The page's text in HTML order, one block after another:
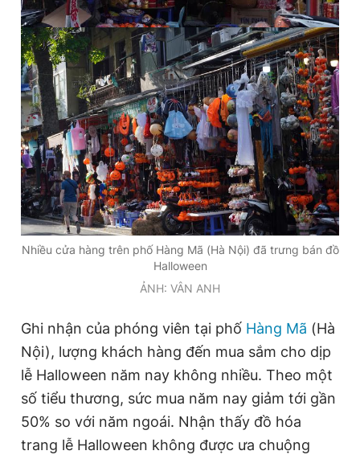
Tổng biên tập: Nguyễn Ngọc Toàn
Phó tổng biên tập thường trực: Hải Thành
Phó tổng biên tập: Lâm Hiếu Dũng
Phó tổng biên tập: Trần Việt Hưng
Tổng thư ký tòa soạn: Đức Trung
Giấy phép xuất bản số 110/GP - BTTTT cấp ngày 24.3.2020
© 2003-2026 Bản quyền thuộc về Báo Thanh Niên. Cấm sao
chép dưới mọi hình thức nếu không có sự chấp thuận bằng văn
bản. Phát triển bởi ePi Technologies, JSC.
Nhiều cửa hàng trên phố Hàng Mã (Hà Nội) đã trưng bán đồ
Halloween
ẢNH: VÂN ANH
Ghi nhận của phóng viên tại phố Hàng Mã (Hà
Nội), lượng khách hàng đến mua sắm cho dịp
lễ Halloween năm nay không nhiều. Theo một
số tiểu thương, sức mua năm nay giảm tới gần
50% so với năm ngoái. Nhận thấy đồ hóa
trang lễ Halloween không được ưa chuộng